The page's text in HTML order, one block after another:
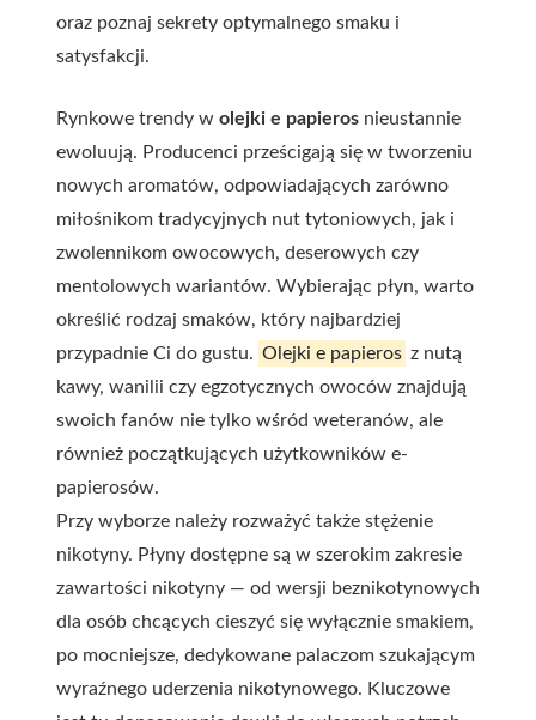
oraz poznaj sekrety optymalnego smaku i
satysfakcji.
Rynkowe trendy w olejki e papieros nieustannie
ewoluują. Producenci prześcigają się w tworzeniu
nowych aromatów, odpowiadających zarówno
miłośnikom tradycyjnych nut tytoniowych, jak i
zwolennikom owocowych, deserowych czy
mentolowych wariantów. Wybierając płyn, warto
określić rodzaj smaków, który najbardziej
przypadnie Ci do gustu. Olejki e papieros z nutą
kawy, wanilii czy egzotycznych owoców znajdują
swoich fanów nie tylko wśród weteranów, ale
również początkujących użytkowników e-
papierosów.
Przy wyborze należy rozważyć także stężenie
nikotyny. Płyny dostępne są w szerokim zakresie
zawartości nikotyny — od wersji beznikotynowych
dla osób chcących cieszyć się wyłącznie smakiem,
po mocniejsze, dedykowane palaczom szukającym
wyraźnego uderzenia nikotynowego. Kluczowe